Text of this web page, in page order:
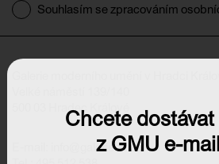
Souhlasím se zpracováním
500 03 Hradec Králové
info@galeriehk.cz
Chcete
z GMU e-